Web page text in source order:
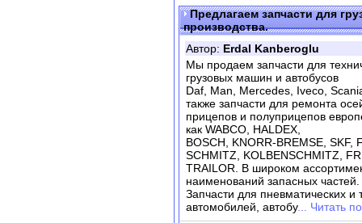
Предлагаем запчасти для
производства.
Автор: Erdal Kanberoglu
Мы продаем запчасти для
грузовых машин и автобусов
Daf, Man, Mercedes, Iveco,
также запчасти для ремонта
прицепов и полуприцепов
как WABCO, HALDEX,
BOSCH, KNORR-BREMSE, SKF,
SCHMITZ, KOLBENSCHMITZ,
TRAILOR. В широком
наименований запасных частей.
Запчасти для пневматических и
автомобилей, автобу... Читать